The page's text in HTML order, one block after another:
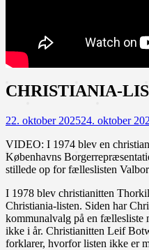
CHRISTIANIA-
22. oktober 202524. oktober
VIDEO: I 1974 blev en
Københavns
stillede op for fælleslisten
I 1978 blev christianitten
Christiania-listen. Siden har
kommunalvalg på en fællesliste
ikke i år. Christianitten Leif
forklarer, hvorfor listen ikke er